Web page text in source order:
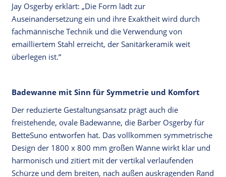
Jay Osgerby erklärt: „Die Form lädt zur
Auseinandersetzung ein und ihre Exaktheit wird durch
fachmännische Technik und die Verwendung von
emailliertem Stahl erreicht, der Sanitärkeramik weit
überlegen ist.“
Badewanne mit Sinn für Symmetrie und Komfort
Der reduzierte Gestaltungsansatz prägt auch die
freistehende, ovale Badewanne, die Barber Osgerby für
BetteSuno entworfen hat. Das vollkommen symmetrische
Design der 1800 x 800 mm großen Wanne wirkt klar und
harmonisch und zitiert mit der vertikal verlaufenden
Schürze und dem breiten, nach außen auskragenden Rand